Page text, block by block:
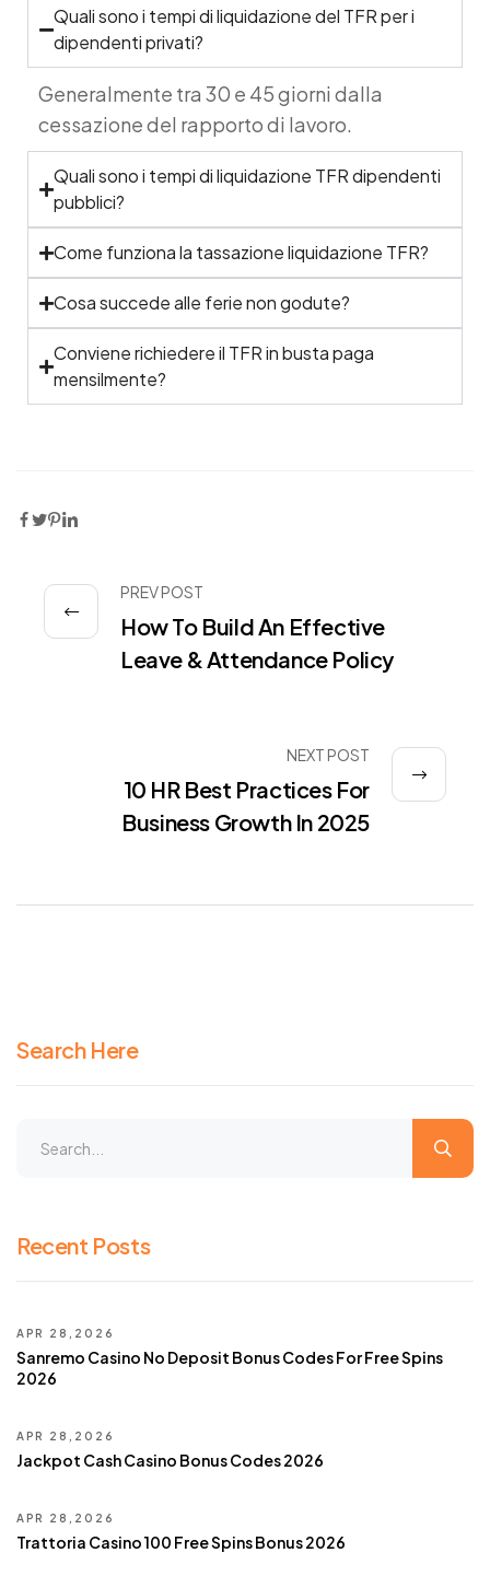
Quali sono i tempi di liquidazione del TFR per i
dipendenti privati?
Generalmente tra 30 e 45 giorni dalla
cessazione del rapporto di lavoro.
Quali sono i tempi di liquidazione TFR dipendenti
pubblici?
Come funziona la tassazione liquidazione TFR?
Cosa succede alle ferie non godute?
Conviene richiedere il TFR in busta paga
mensilmente?
PREV POST
How To Build An Effective
Leave & Attendance Policy
NEXT POST
10 HR Best Practices For
Business Growth In 2025
Search Here
Recent Posts
APR 28,2026
Sanremo Casino No Deposit Bonus Codes For Free Spins
2026
APR 28,2026
Jackpot Cash Casino Bonus Codes 2026
APR 28,2026
Trattoria Casino 100 Free Spins Bonus 2026